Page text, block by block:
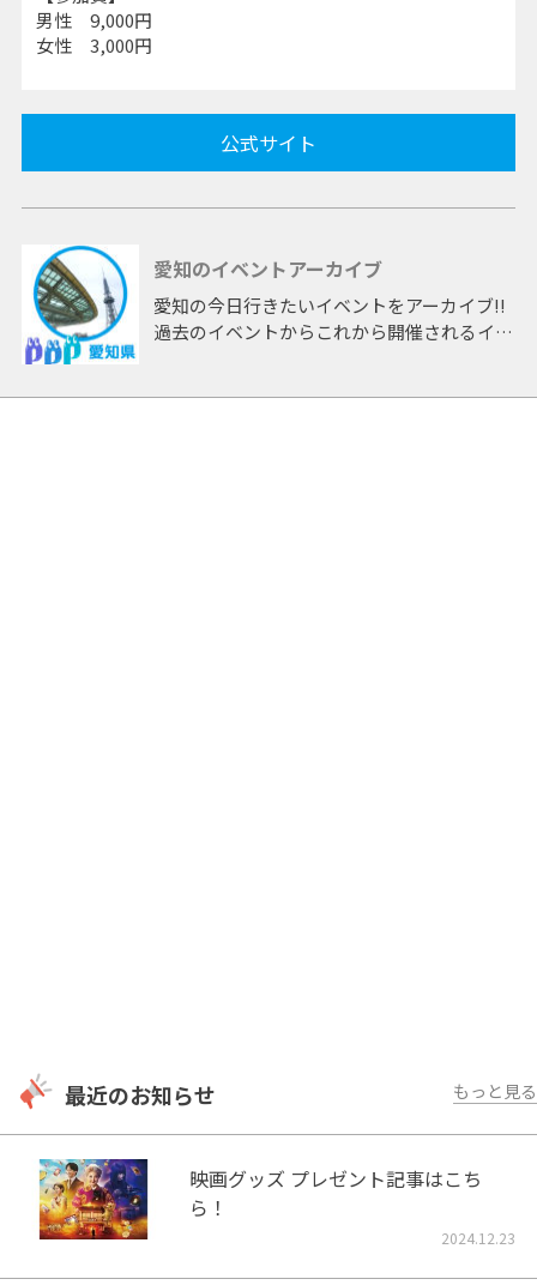
男性 9,000円
女性 3,000円
公式サイト
愛知のイベントアーカイブ
愛知の今日行きたいイベントをアーカイブ!!
過去のイベントからこれから開催されるイベ
最近のお知らせ もっと見る
映画グッズ プレゼント記事はこち
ら！
2024.12.23